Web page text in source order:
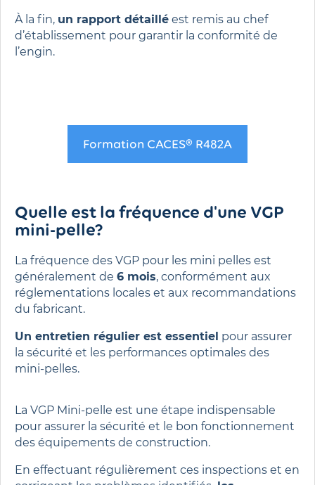
À la fin, un rapport détaillé est remis au chef
d’établissement pour garantir la conformité de
l’engin.
Formation CACES® R482A
Quelle est la fréquence d'une VGP
mini-pelle?
La fréquence des VGP pour les mini pelles est
généralement de 6 mois, conformément aux
réglementations locales et aux recommandations
du fabricant.
Un entretien régulier est essentiel pour assurer
la sécurité et les performances optimales des
mini-pelles.
La VGP Mini-pelle est une étape indispensable
pour assurer la sécurité et le bon fonctionnement
des équipements de construction.
En effectuant régulièrement ces inspections et en